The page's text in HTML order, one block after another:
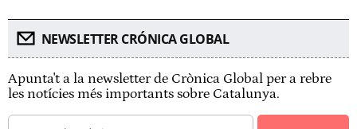
NEWSLETTER CRÓNICA GLOBAL
Apunta't a la newsletter de Crònica Global per a rebre
les notícies més importants sobre Catalunya.